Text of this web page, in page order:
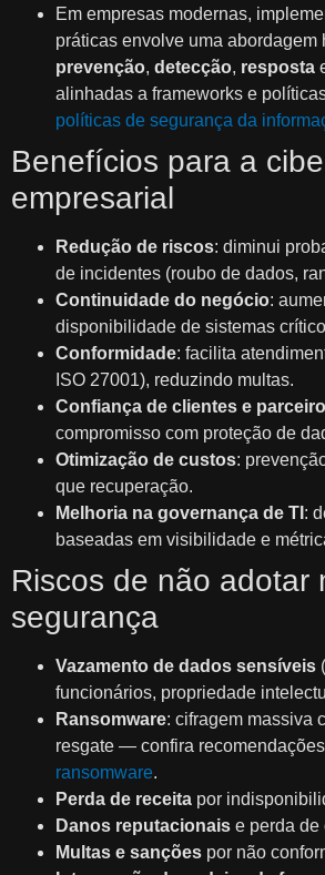
Em empresas modernas,
práticas envolve uma abordagem
prevenção, detecção, resposta
alinhadas a frameworks e
políticas de segurança da
Benefícios para a
empresarial
Redução de riscos: diminui
de incidentes (roubo de dados,
Continuidade do negócio:
disponibilidade de sistemas
Conformidade: facilita
ISO 27001), reduzindo multas.
Confiança de clientes e
compromisso com proteção de
Otimização de custos:
que recuperação.
Melhoria na governança de TI :
baseadas em visibilidade e
Riscos de não adotar
segurança
Vazamento de dados sensíveis
funcionários, propriedade
Ransomware: cifragem massiva
resgate — confira
ransomware.
Perda de receita por
Danos reputacionais e perda de
Multas e sanções por não